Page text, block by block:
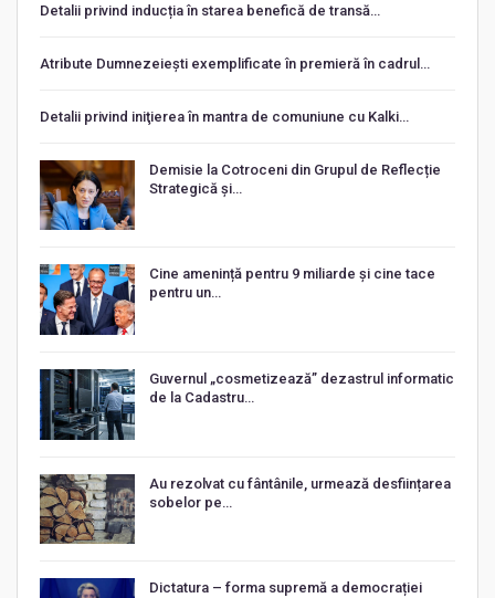
Detalii privind inducția în starea benefică de transă…
Atribute Dumnezeiești exemplificate în premieră în cadrul…
Detalii privind iniţierea în mantra de comuniune cu Kalki…
Demisie la Cotroceni din Grupul de Reflecție
Strategică și…
Cine amenință pentru 9 miliarde și cine tace
pentru un…
Guvernul „cosmetizează” dezastrul informatic
de la Cadastru…
Au rezolvat cu fântânile, urmează desființarea
sobelor pe…
Dictatura – forma supremă a democrației